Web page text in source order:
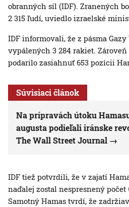
obranných síl (IDF). Zranených
2 315 ľudí, uviedlo izraelské
IDF informovali, že z pásma
vypálených 3 284 rakiet.
podarilo zasiahnuť 653 pozícii
Súvisiaci článok
Na prípravách útoku
augusta podieľali iránske
The Wall Street Journal
IDF tiež potvrdili, že v zajatí
naďalej zostal nespresnený
Samotný Hamas tvrdí, že